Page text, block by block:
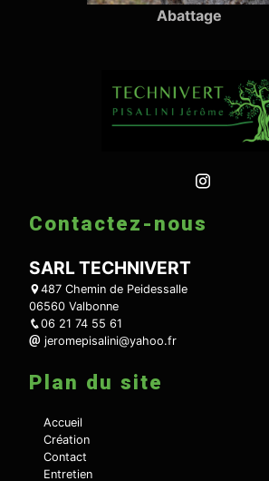
Abattage
Contactez-nous
SARL TECHNIVERT
487 Chemin de Peidessalle
06560 Valbonne
06 21 74 55 61
jeromepisalini@yahoo.fr
Plan du site
Accueil
Création
Contact
Entretien